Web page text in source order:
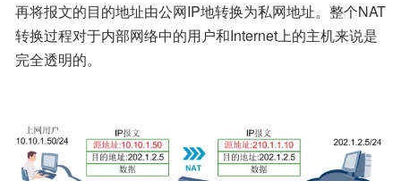
再将报文的目的地址由公网IP地转换为私网地址。整个NAT
转换过程对于内部网络中的用户和Internet上的主机来说是
完全透明的。